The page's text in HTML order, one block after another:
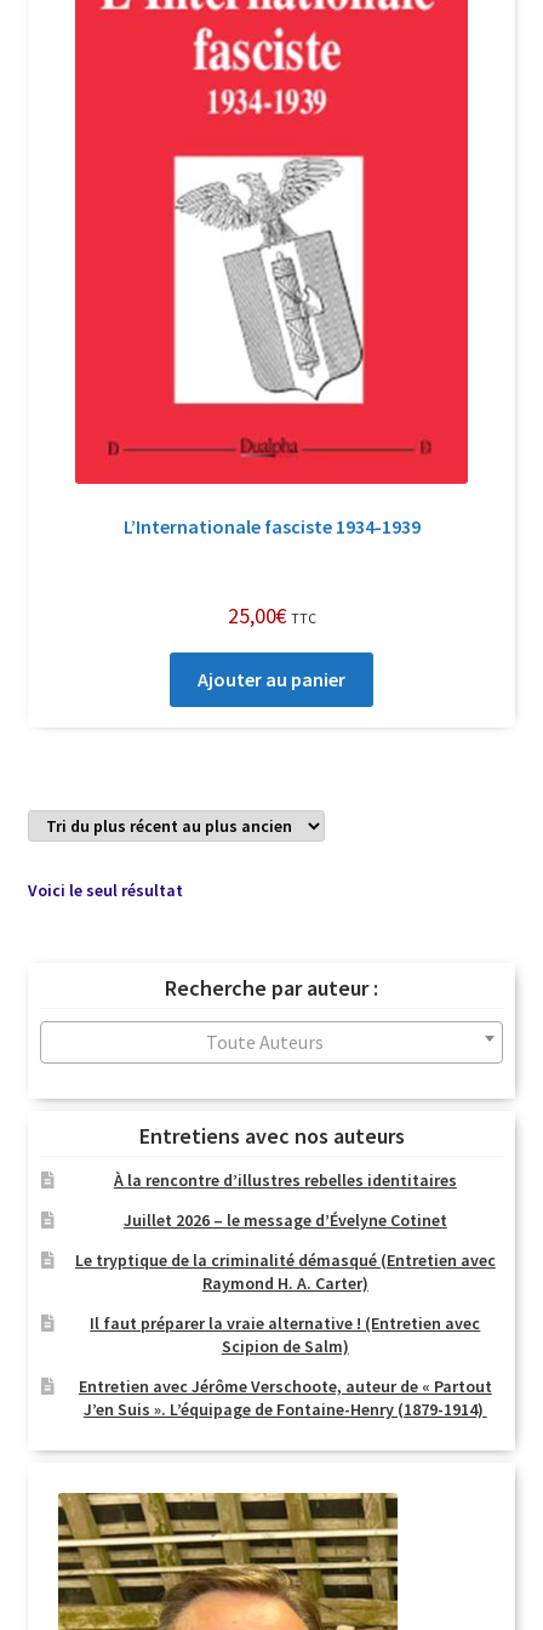
Politique de confidentialité et cookies
Soutien à Philippe Randa
L’Internationale fasciste 1934-1939
25,00€ TTC
Ajouter au panier
Voici le seul résultat
Recherche par auteur :
Toute Auteurs
Entretiens avec nos auteurs
À la rencontre d’illustres rebelles identitaires
Juillet 2026 – le message d’Évelyne Cotinet
Le tryptique de la criminalité démasqué (Entretien avec
Raymond H. A. Carter)
Il faut préparer la vraie alternative ! (Entretien avec
Scipion de Salm)
Entretien avec Jérôme Verschoote, auteur de « Partout
J’en Suis ». L’équipage de Fontaine-Henry (1879-1914)